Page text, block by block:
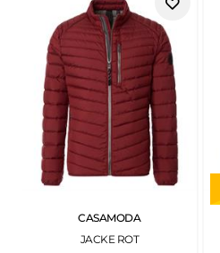
CASAMODA
JACKE ROT